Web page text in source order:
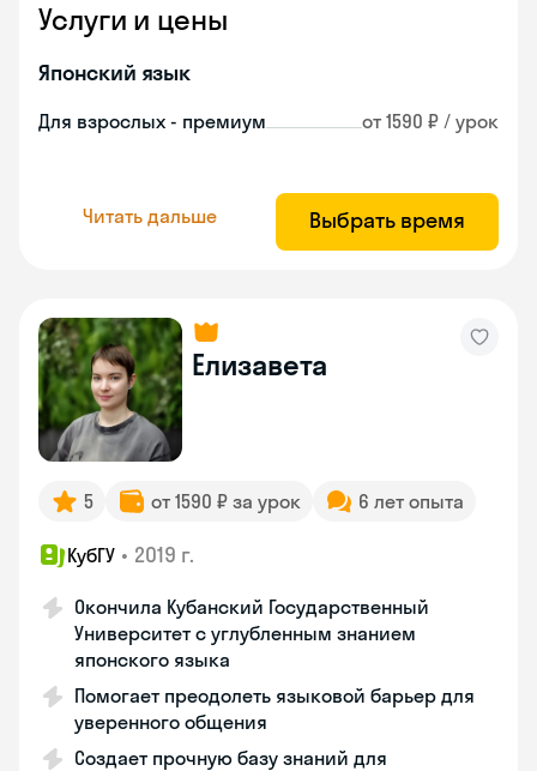
Услуги и цены
Японский язык
Для взрослых - премиум от 1590 ₽ / урок
Читать дальше Выбрать время
Елизавета
5 от 1590 ₽ за урок 6 лет опыта
КубГУ • 2019 г.
Окончила Кубанский Государственный
Университет с углубленным знанием
японского языка
Помогает преодолеть языковой барьер для
уверенного общения
Создает прочную базу знаний для